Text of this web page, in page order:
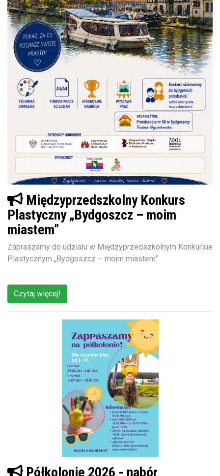
Międzyprzedszkolny Konkurs
Plastyczny „Bydgoszcz – moim
miastem”
Zapraszamy do udziału w Międzyprzedszkolnym Konkursie
Plastycznym „Bydgoszcz – moim miastem”
Czytaj więcej!
Półkolonie 2026 - nabór